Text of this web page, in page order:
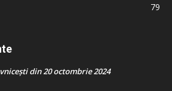
79
din 20 octombrie 2024